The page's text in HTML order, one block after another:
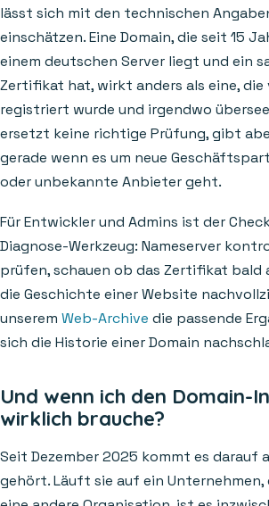
lässt sich mit den technischen
einschätzen. Eine Domain, die seit 15
einem deutschen Server liegt und ein
Zertifikat hat, wirkt anders als eine, die
registriert wurde und irgendwo
ersetzt keine richtige Prüfung, gibt
gerade wenn es um neue
oder unbekannte Anbieter geht.
Für Entwickler und Admins ist der
Diagnose-Werkzeug: Nameserver
prüfen, schauen ob das Zertifikat bald
die Geschichte einer Website
unserem Web-Archive die passende
sich die Historie einer Domain
Und wenn ich den Domain-
wirklich brauche?
Seit Dezember 2025 kommt es darauf
gehört. Läuft sie auf ein Unternehmen,